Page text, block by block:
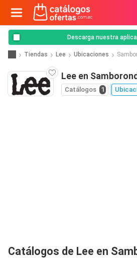
Descarga nuestra
Tiendas Lee Ubicaciones
Lee en
Catálogos 1
Catálogos de Lee en